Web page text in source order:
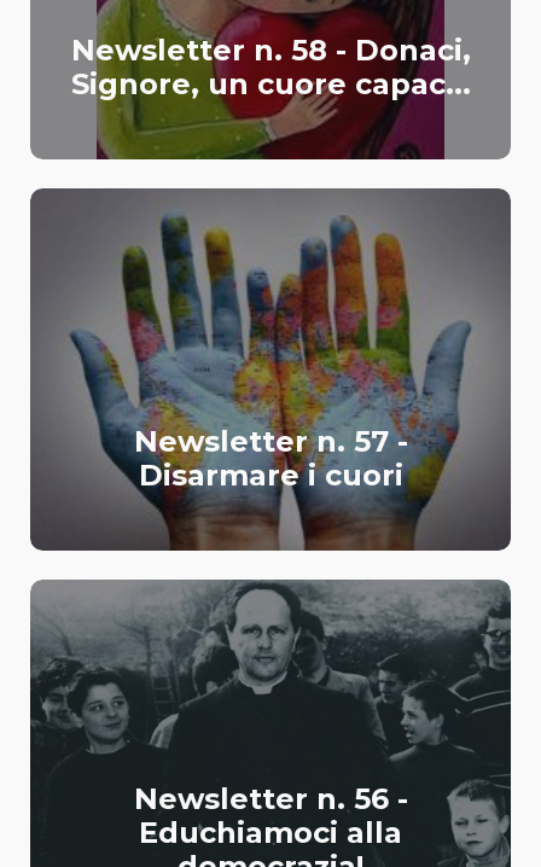
Newsletter n. 58 - Donaci,
Signore, un cuore capac...
Newsletter n. 57 -
Disarmare i cuori
Newsletter n. 56 -
Educhiamoci alla